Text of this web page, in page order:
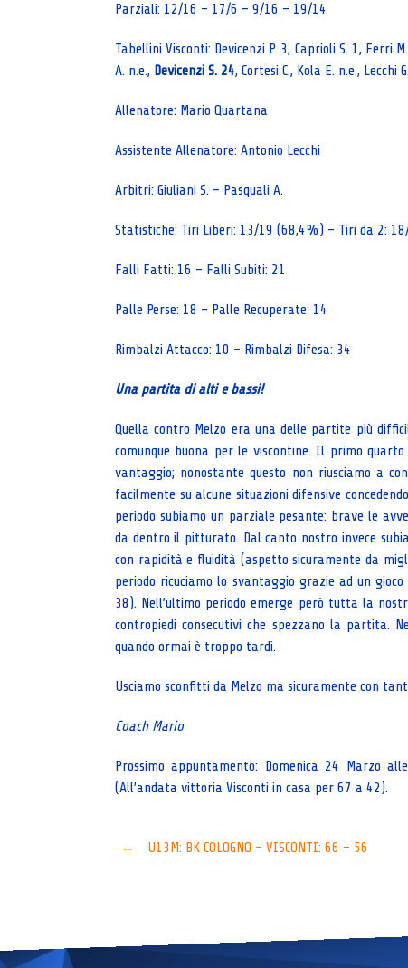
Parziali: 12/16 – 17/6 – 9/16 – 19/14
Tabellini Visconti: Devicenzi P. 3, Caprioli S. 1, Ferri
A. n.e., Devicenzi S. 24, Cortesi C., Kola E. n.e., Lecchi
Allenatore: Mario Quartana
Assistente Allenatore: Antonio Lecchi
Arbitri: Giuliani S. – Pasquali A.
Statistiche: Tiri Liberi: 13/19 (68,4%) – Tiri da 2:
Falli Fatti: 16 – Falli Subiti: 21
Palle Perse: 18 – Palle Recuperate: 14
Rimbalzi Attacco: 10 – Rimbalzi Difesa: 34
Una partita di alti e bassi!
Quella contro Melzo era una delle partite più
comunque buona per le viscontine. Il primo
vantaggio; nonostante questo non riusciamo a
facilmente su alcune situazioni difensive
periodo subiamo un parziale pesante: brave le
da dentro il pitturato. Dal canto nostro invece
con rapidità e fluidità (aspetto sicuramente da
periodo ricuciamo lo svantaggio grazie ad un
38). Nell’ultimo periodo emerge però tutta la
contropiedi consecutivi che spezzano la partita.
quando ormai è troppo tardi.
Usciamo sconfitti da Melzo ma sicuramente con
Coach Mario
Prossimo appuntamento: Domenica 24 Marzo
(All’andata vittoria Visconti in casa per 67 a 42).
Post
← U13M: BK COLOGNO – VISCONTI: 66 – 56